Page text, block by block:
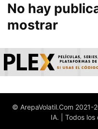
No hay
mostrar
© ArepaVolatil.Com 2021-
IA. | Todos